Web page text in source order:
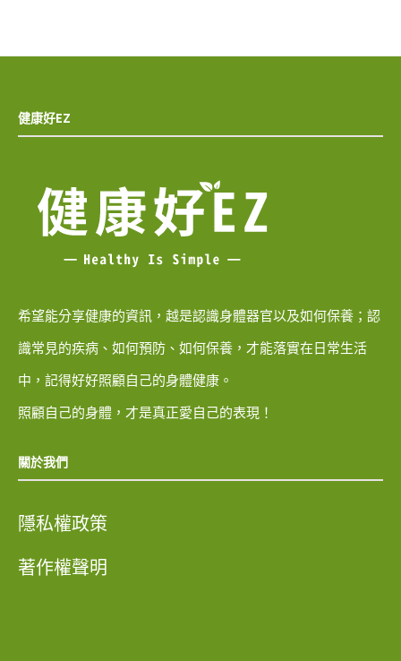
健康好EZ
希望能分享健康的資訊，越是認識身體器官以及如何保養；認
識常見的疾病、如何預防、如何保養，才能落實在日常生活
中，記得好好照顧自己的身體健康。
照顧自己的身體，才是真正愛自己的表現！
關於我們
隱私權政策
著作權聲明